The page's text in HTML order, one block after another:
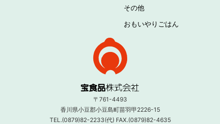
その他
おもいやりごはん
〒761-4493
香川県小豆郡小豆島町苗羽甲2226-15
TEL.(0879)82-2233(代) FAX.(0879)82-4635